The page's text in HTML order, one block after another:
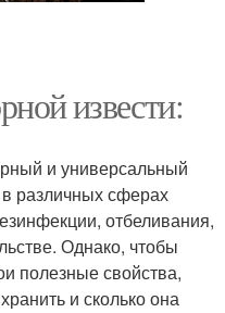
извести:
и универсальный
различных сферах
отбеливания,
Однако, чтобы
полезные свойства,
и сколько она